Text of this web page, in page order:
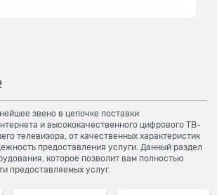
звено в цепочке поставки
и высококачественного цифрового ТВ-
телевизора, от качественных характеристик
предоставления услуги. Данный раздел
которое позволит вам полностью
предоставляемых услуг.